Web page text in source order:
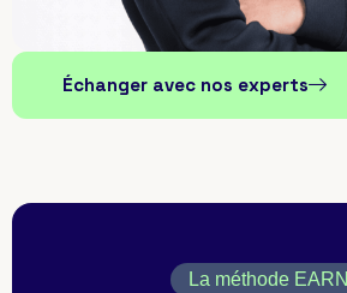
Échanger avec nos experts
La méthode EARN